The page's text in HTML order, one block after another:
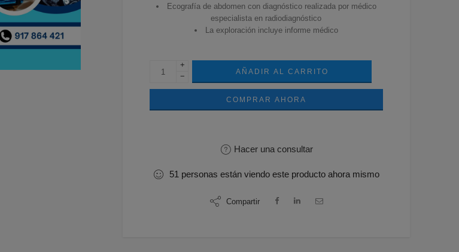
Ecografía de abdomen con diagnóstico realizada por médico
especialista en radiodiagnóstico
La exploración incluye informe médico
+
−
AÑADIR AL CARRITO
COMPRAR AHORA
Hacer una consultar
51 personas están viendo este producto ahora mismo
Compartir